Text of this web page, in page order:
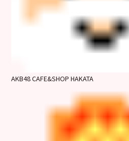
AKB48 CAFE&SHOP HAKATA